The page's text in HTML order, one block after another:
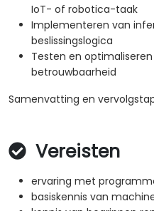
IoT- of robotica-taak
Implementeren van
beslissingslogica
Testen en
betrouwbaarheid
Samenvatting en
Vereisten
ervaring met
basiskennis van